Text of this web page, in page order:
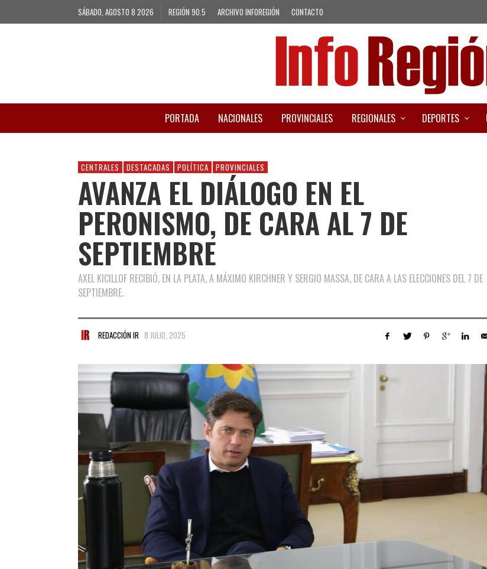
SÁBADO, AGOSTO 8 2026 REGIÓN 90.5 ARCHIVO INFOREGIÓN CONTACTO
PORTADA NACIONALES PROVINCIALES REGIONALES DEPORTES
CENTRALES DESTACADAS POLÍTICA PROVINCIALES
AVANZA EL DIÁLOGO EN EL
PERONISMO, DE CARA AL 7 DE
SEPTIEMBRE
AXEL KICILLOF RECIBIÓ, EN LA PLATA, A MÁXIMO KIRCHNER Y SERGIO MASSA, DE CARA A LAS ELECCIONES DEL 7 DE
SEPTIEMBRE.
REDACCIÓN IR 8 JULIO, 2025